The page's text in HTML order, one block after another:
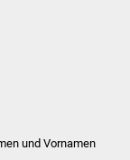
und Vornamen